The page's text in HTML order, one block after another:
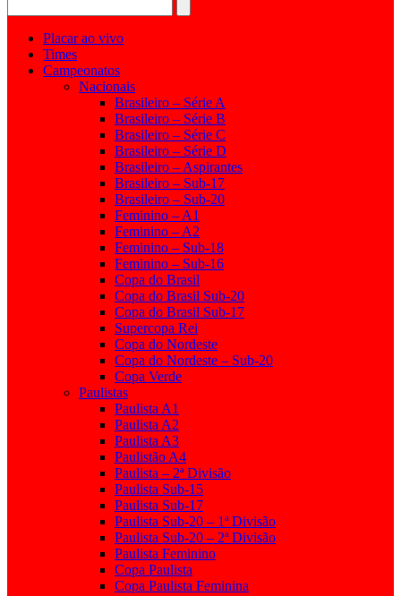
Placar ao vivo
Times
Campeonatos
Nacionais
Brasileiro – Série A
Brasileiro – Série B
Brasileiro – Série C
Brasileiro – Série D
Brasileiro – Aspirantes
Brasileiro – Sub-17
Brasileiro – Sub-20
Feminino – A1
Feminino – A2
Feminino – Sub-18
Feminino – Sub-16
Copa do Brasil
Copa do Brasil Sub-20
Copa do Brasil Sub-17
Supercopa Rei
Copa do Nordeste
Copa do Nordeste – Sub-20
Copa Verde
Paulistas
Paulista A1
Paulista A2
Paulista A3
Paulistão A4
Paulista – 2ª Divisão
Paulista Sub-15
Paulista Sub-17
Paulista Sub-20 – 1ª Divisão
Paulista Sub-20 – 2ª Divisão
Paulista Feminino
Copa Paulista
Copa Paulista Feminina